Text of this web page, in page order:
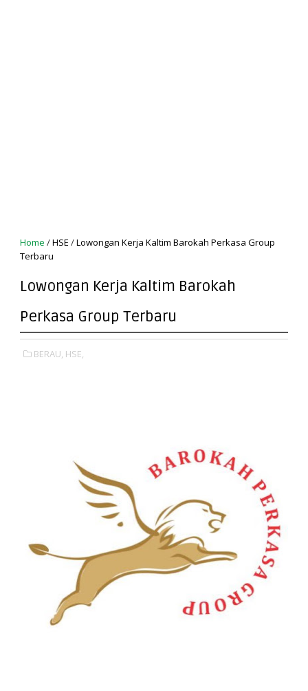
Home /HSE /Lowongan Kerja Kaltim Barokah Perkasa Group
Terbaru
Lowongan Kerja Kaltim Barokah
Perkasa Group Terbaru
BERAU, HSE,